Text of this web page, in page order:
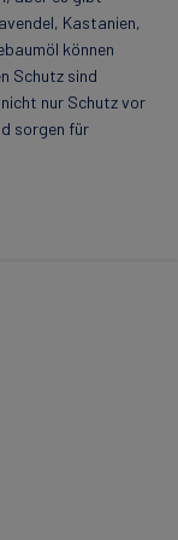
Kastanien,
können
Schutz sind
nur Schutz vor
sorgen für